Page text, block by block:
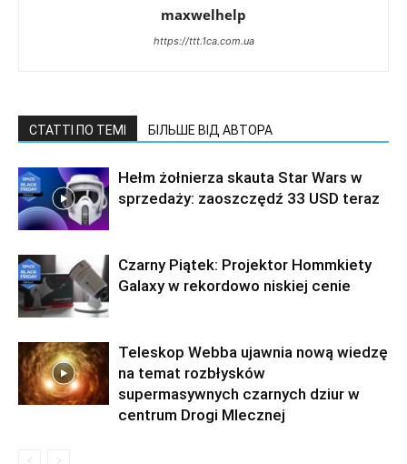
maxwelhelp
https://ttt.1ca.com.ua
СТАТТІ ПО ТЕМІ БІЛЬШЕ ВІД АВТОРА
Hełm żołnierza skauta Star Wars w
sprzedaży: zaoszczędź 33 USD teraz
Czarny Piątek: Projektor Hommkiety
Galaxy w rekordowo niskiej cenie
Teleskop Webba ujawnia nową wiedzę
na temat rozbłysków
supermasywnych czarnych dziur w
centrum Drogi Mlecznej